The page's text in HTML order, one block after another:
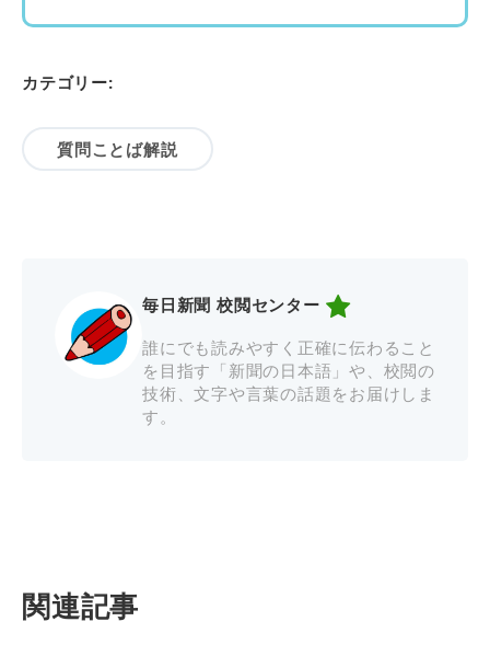
カテゴリー:
質問ことば解説
毎日新聞 校閲センター
誰にでも読みやすく正確に伝わること
を目指す「新聞の日本語」や、校閲の
技術、文字や言葉の話題をお届けしま
す。
関連記事